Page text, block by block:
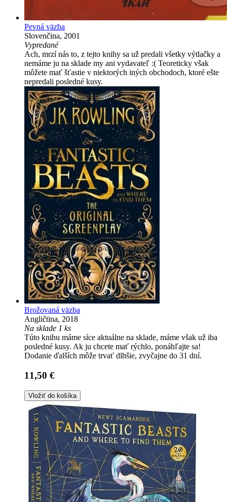
Pevná väzba
Slovenčina, 2001
Vypredané
Ach, mrzí nás to, z tejto knihy sa už predali všetky výtlačky a
nemáme ju na sklade my ani vydavateľ :( Teoreticky však
môžete mať šťastie v niektorých iných obchodoch, ktoré ešte
nepredali posledné kusy.
Brožovaná väzba
Angličtina, 2018
Na sklade 1 ks
Túto knihu máme síce aktuálne na sklade, máme však už iba
posledné kusy. Ak ju chcete mať rýchlo, ponáhľajte sa!
Dodanie ďalších môže trvať dlhšie, zvyčajne do 31 dní.
11,50 €
Vložiť do košíka